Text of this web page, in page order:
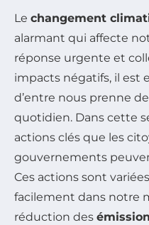
Le changement
alarmant qui affecte
réponse urgente et
impacts négatifs, il est
d’entre nous prenne
quotidien. Dans cette
actions clés que les
gouvernements
Ces actions sont
facilement dans notre
réduction des